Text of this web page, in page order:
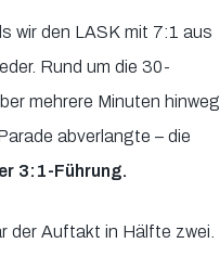
wir den LASK mit 7:1 aus
Rund um die 30-
mehrere Minuten hinweg
abverlangte – die
3:1-Führung.
der Auftakt in Hälfte zwei.